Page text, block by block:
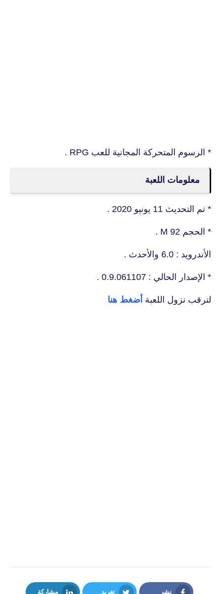
* الرسوم المتحركة المجانية للعب RPG .
معلومات اللعبة
* تم التحديث 11 يونيو 2020 .
* الحجم 92 M .
الأندرويد : 6.0 والأحدث .
* الإصدار الحالي : 0.9.061107 .
لترقب نزول اللعبة أضغط هنا
نشر تغريد مشاركة